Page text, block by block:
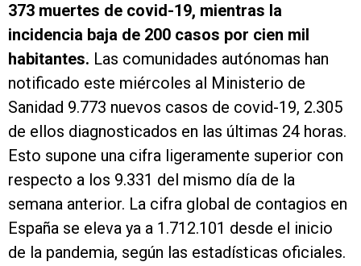
373 muertes de covid-19, mientras la
incidencia baja de 200 casos por cien mil
habitantes. Las comunidades autónomas han
notificado este miércoles al Ministerio de
Sanidad 9.773 nuevos casos de covid-19, 2.305
de ellos diagnosticados en las últimas 24 horas.
Esto supone una cifra ligeramente superior con
respecto a los 9.331 del mismo día de la
semana anterior. La cifra global de contagios en
España se eleva ya a 1.712.101 desde el inicio
de la pandemia, según las estadísticas oficiales.